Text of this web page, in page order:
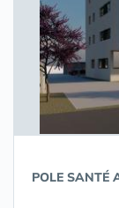
POLE SANTÉ